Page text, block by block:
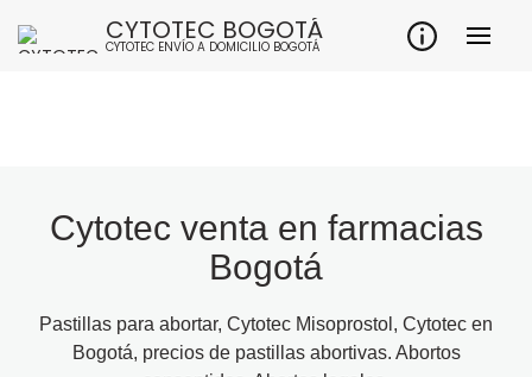
CYTOTEC BOGOTÁ
CYTOTEC ENVÍO A DOMICILIO BOGOTÁ
Cytotec venta en farmacias
Bogotá
Pastillas para abortar, Cytotec Misoprostol, Cytotec en
Bogotá, precios de pastillas abortivas. Abortos